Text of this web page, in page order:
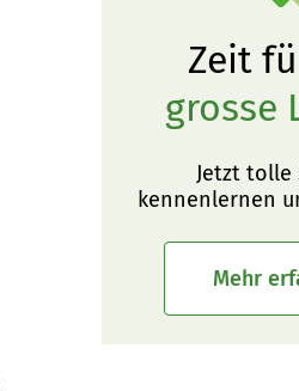
Zeit
grosse
Jetzt tolle
kennenlernen
Mehr